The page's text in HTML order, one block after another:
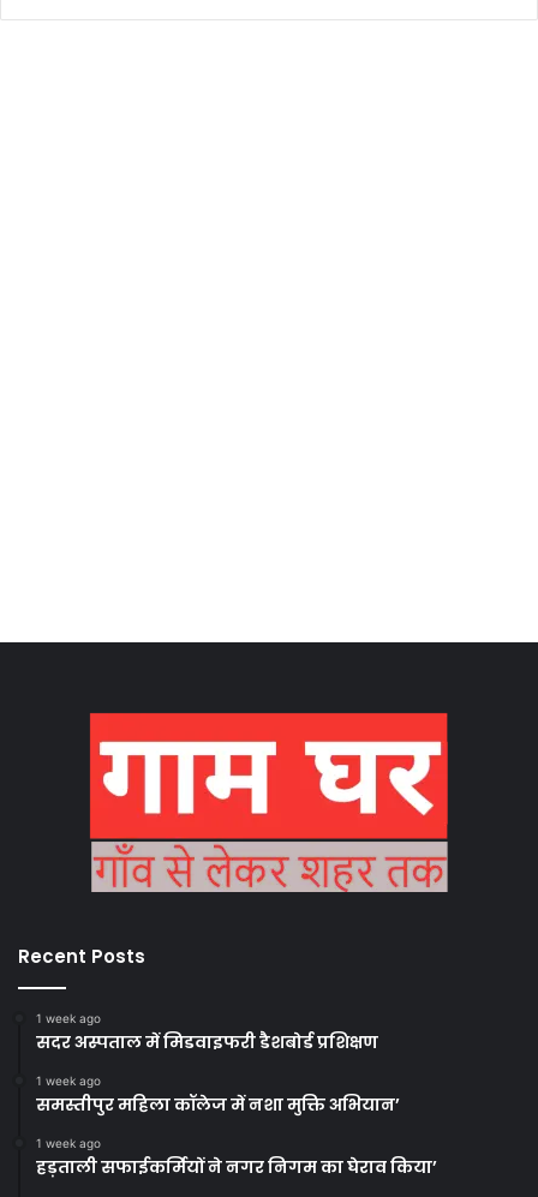
Recent Posts
1 week ago
सदर अस्पताल में मिडवाइफरी डैशबोर्ड प्रशिक्षण
1 week ago
समस्तीपुर महिला कॉलेज में नशा मुक्ति अभियान’
1 week ago
हड़ताली सफाईकर्मियों ने नगर निगम का घेराव किया’